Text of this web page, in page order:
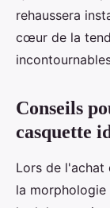
rehaussera
cœur de la
Conseils
casquette
Lors de l'achat
la